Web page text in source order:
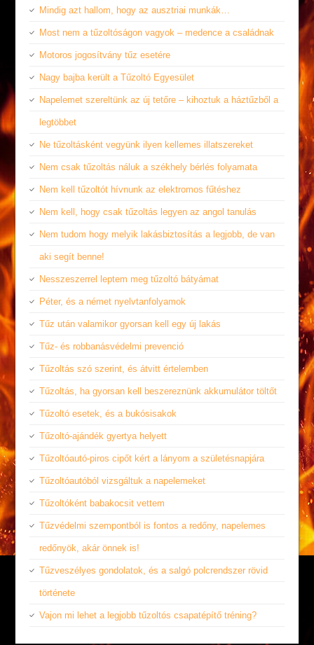
Mindig azt hallom, hogy az ausztriai munkák…
Most nem a tűzoltóságon vagyok – medence a családnak
Motoros jogosítvány tűz esetére
Nagy bajba került a Tűzoltó Egyesület
Napelemet szereltünk az új tetőre – kihoztuk a háztűzből a
legtöbbet
Ne tűzoltásként vegyünk ilyen kellemes illatszereket
Nem csak tűzoltás náluk a székhely bérlés folyamata
Nem kell tűzoltót hívnunk az elektromos fűtéshez
Nem kell, hogy csak tűzoltás legyen az angol tanulás
Nem tudom hogy melyik lakásbiztosítás a legjobb, de van
aki segít benne!
Nesszeszerrel leptem meg tűzoltó bátyámat
Péter, és a német nyelvtanfolyamok
Tűz után valamikor gyorsan kell egy új lakás
Tűz- és robbanásvédelmi prevenció
Tűzoltás szó szerint, és átvitt értelemben
Tűzoltás, ha gyorsan kell beszereznünk akkumulátor töltőt
Tűzoltó esetek, és a bukósisakok
Tűzoltó-ajándék gyertya helyett
Tűzoltóautó-piros cipőt kért a lányom a születésnapjára
Tűzoltóautóból vizsgáltuk a napelemeket
Tűzoltóként babakocsit vettem
Tűzvédelmi szempontból is fontos a redőny, napelemes
redőnyök, akár önnek is!
Tűzveszélyes gondolatok, és a salgó polcrendszer rövid
története
Vajon mi lehet a legjobb tűzoltós csapatépítő tréning?